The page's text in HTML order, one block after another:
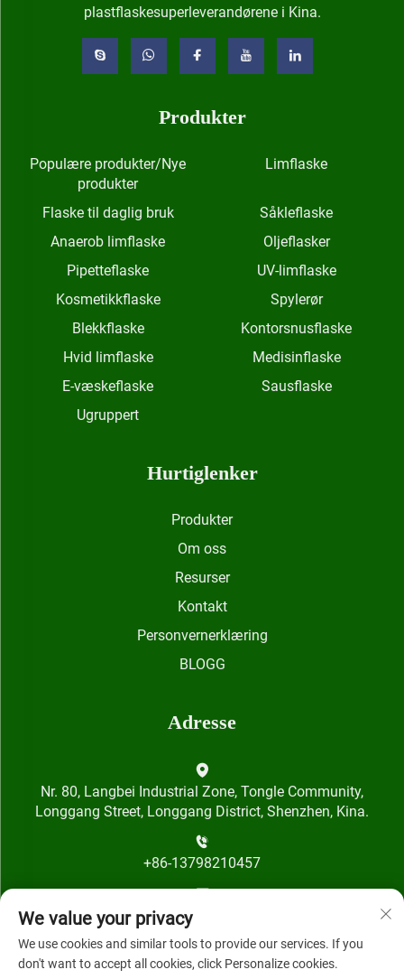
plastflaskesuperleverandørene i Kina.
Produkter
Populære produkter/Nye
produkter
Limflaske
Flaske til daglig bruk
Såkleflaske
Anaerob limflaske
Oljeflasker
Pipetteflaske
UV-limflaske
Kosmetikkflaske
Spylerør
Blekkflaske
Kontorsnusflaske
Hvid limflaske
Medisinflaske
E-væskeflaske
Sausflaske
Ugruppert
Hurtiglenker
Produkter
Om oss
Resurser
Kontakt
Personvernerklæring
BLOGG
Adresse
Nr. 80, Langbei Industrial Zone, Tongle Community,
Longgang Street, Longgang District, Shenzhen, Kina.
+86-13798210457
[email protected]
We value your privacy
We use cookies and similar tools to provide our services. If you
don't want to accept all cookies, click Personalize cookies.